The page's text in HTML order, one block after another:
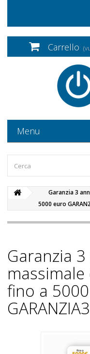
Carrello
Menu
Garanzia 3
5000 euro
Garanzia
fino a
GARANZIA3